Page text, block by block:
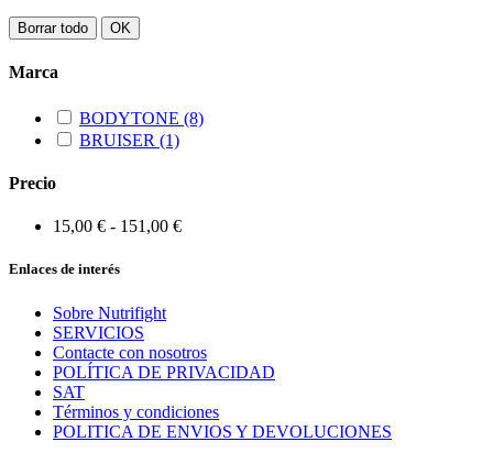
Borrar todo OK
Marca
BODYTONE (8)
BRUISER (1)
Precio
15,00 € - 151,00 €
Enlaces de interés
Sobre Nutrifight
SERVICIOS
Contacte con nosotros
POLÍTICA DE PRIVACIDAD
SAT
Términos y condiciones
POLITICA DE ENVIOS Y DEVOLUCIONES